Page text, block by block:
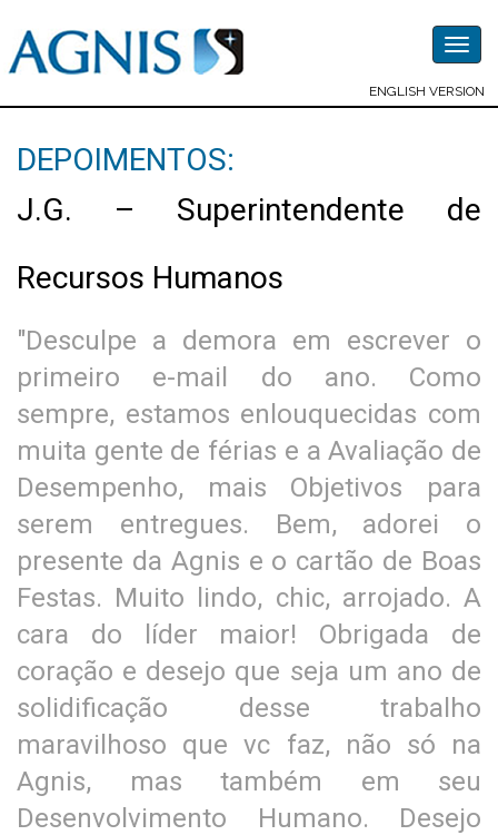
ENGLISH VERSION
DEPOIMENTOS:
J.G. – Superintendente de
Recursos Humanos
"Desculpe a demora em escrever o
primeiro e-mail do ano. Como
sempre, estamos enlouquecidas com
muita gente de férias e a Avaliação de
Desempenho, mais Objetivos para
serem entregues. Bem, adorei o
presente da Agnis e o cartão de Boas
Festas. Muito lindo, chic, arrojado. A
cara do líder maior! Obrigada de
coração e desejo que seja um ano de
solidificação desse trabalho
maravilhoso que vc faz, não só na
Agnis, mas também em seu
Desenvolvimento Humano. Desejo